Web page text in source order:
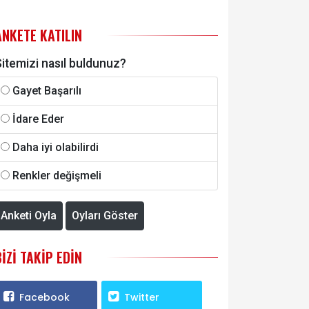
KATILIN
nasıl buldunuz?
Gayet Başarılı
İdare Eder
Daha iyi olabilirdi
Renkler değişmeli
Anketi Oyla Oyları Göster
TAKIP EDIN
Facebook Twitter